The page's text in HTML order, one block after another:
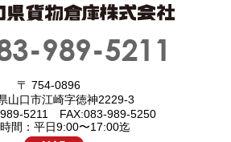
〒 754-0896
山口市江崎字徳神2229-3
5211 FAX:083-989-5250
間：平日9:00〜17:00迄